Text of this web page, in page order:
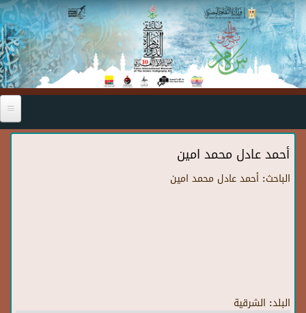
Skip to main content
أحمد عادل محمد امين
الباحث: أحمد عادل محمد امين
البلد: الشرقية